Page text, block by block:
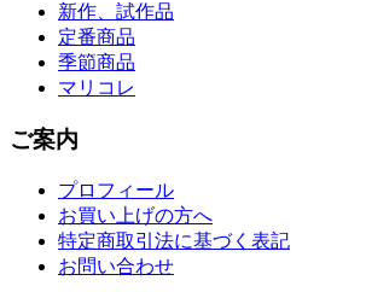
新作、試作品
定番商品
季節商品
マリコレ
ご案内
プロフィール
お買い上げの方へ
特定商取引法に基づく表記
お問い合わせ